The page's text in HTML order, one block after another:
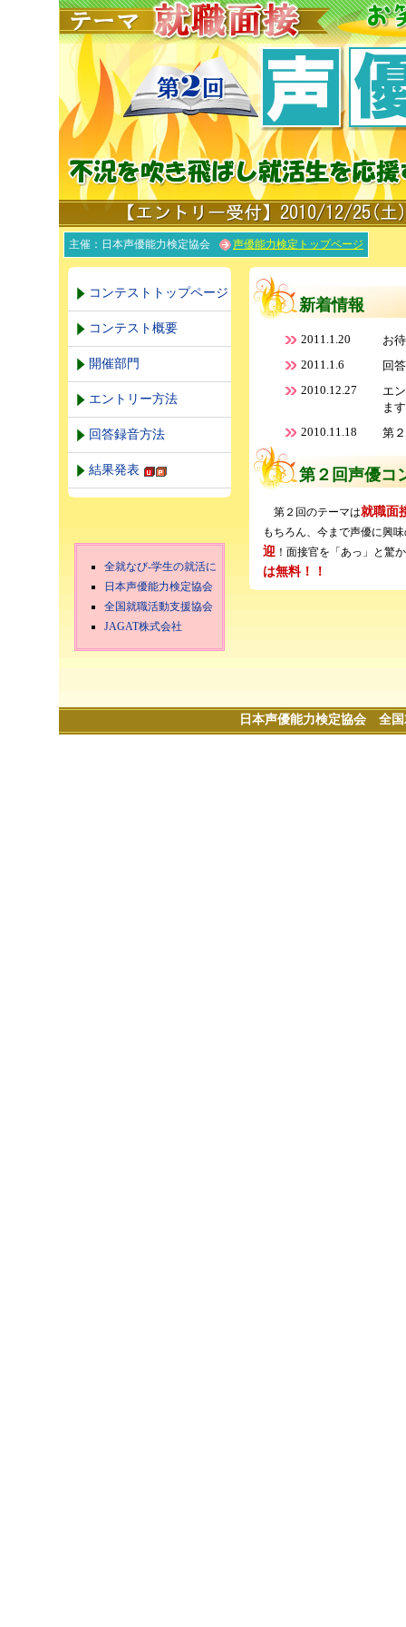
主催：日本声優能力検定協会 声優能力検定トップページ
コンテストトップページ
コンテスト概要
開催部門
エントリー方法
回答録音方法
結果発表
全就なび-学生の就活に
日本声優能力検定協会
全国就職活動支援協会
JAGAT株式会社
新着情報
2011.1.20
お
2011.1.6
回
2010.12.27
エ
ま
2010.11.18
第
第２回声優コ
第２回のテーマは就職面
もちろん、今まで声優に興
迎 ！面接官を「あっ」と驚
は無料！！
日本声優能力検定協会 全